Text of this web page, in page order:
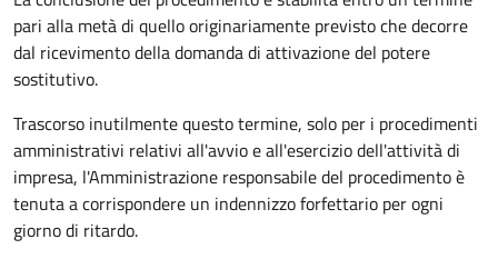
pari alla metà di quello originariamente previsto che decorre
dal ricevimento della domanda di attivazione del potere
sostitutivo.
Trascorso inutilmente questo termine, solo per i procedimenti
amministrativi relativi all'avvio e all'esercizio dell'attività di
impresa, l'Amministrazione responsabile del procedimento è
tenuta a corrispondere un indennizzo forfettario per ogni
giorno di ritardo.